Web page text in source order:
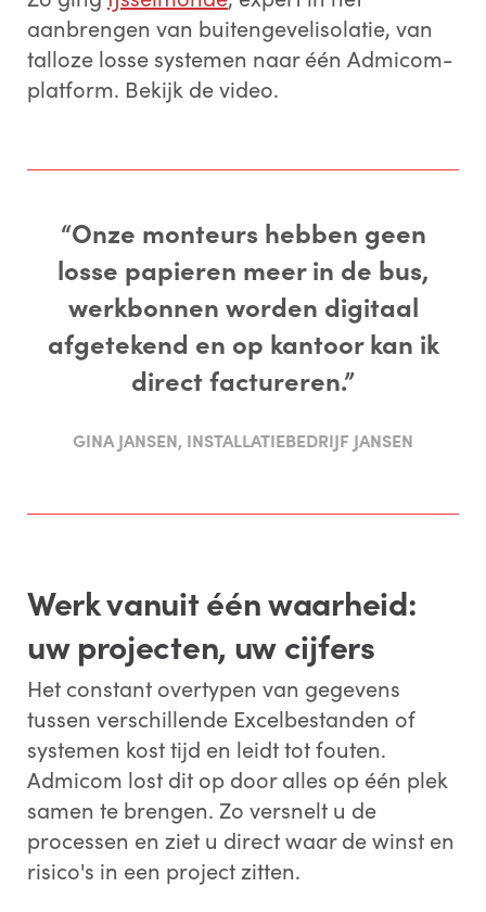
aanbrengen van buitengevelisolatie, van
talloze losse systemen naar één Admicom-
platform. Bekijk de video.
“Onze monteurs hebben geen
losse papieren meer in de bus,
werkbonnen worden digitaal
afgetekend en op kantoor kan ik
direct factureren.”
GINA JANSEN, INSTALLATIEBEDRIJF JANSEN
Werk vanuit één waarheid:
uw projecten, uw cijfers
Het constant overtypen van gegevens
tussen verschillende Excelbestanden of
systemen kost tijd en leidt tot fouten.
Admicom lost dit op door alles op één plek
samen te brengen. Zo versnelt u de
processen en ziet u direct waar de winst en
risico's in een project zitten.